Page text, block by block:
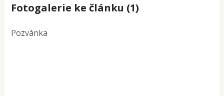
Fotogalerie ke článku (1)
Pozvánka